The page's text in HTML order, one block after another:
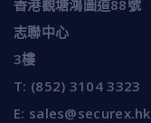
香港觀塘鴻圖道88號
志聯中心
3樓
T: (852) 3104 3323
E: sales@securex.hk